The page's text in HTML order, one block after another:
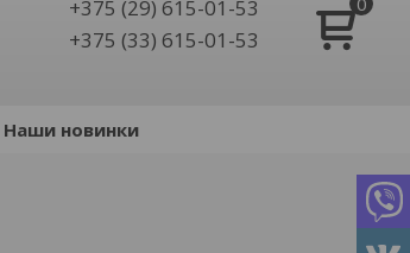
+375 (29) 615-01-53
+375 (33) 615-01-53
Наши новинки